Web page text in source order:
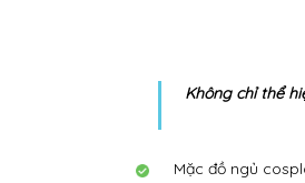
Không chỉ thể
Mặc đồ ngủ